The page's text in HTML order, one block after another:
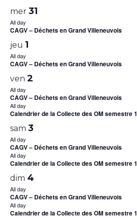
mer 31
All day
CAGV – Déchets en Grand Villeneuvois
jeu 1
All day
CAGV – Déchets en Grand Villeneuvois
ven 2
All day
CAGV – Déchets en Grand Villeneuvois
All day
Calendrier de la Collecte des OM semestre 1
sam 3
All day
CAGV – Déchets en Grand Villeneuvois
All day
Calendrier de la Collecte des OM semestre 1
dim 4
All day
CAGV – Déchets en Grand Villeneuvois
All day
Calendrier de la Collecte des OM semestre 1